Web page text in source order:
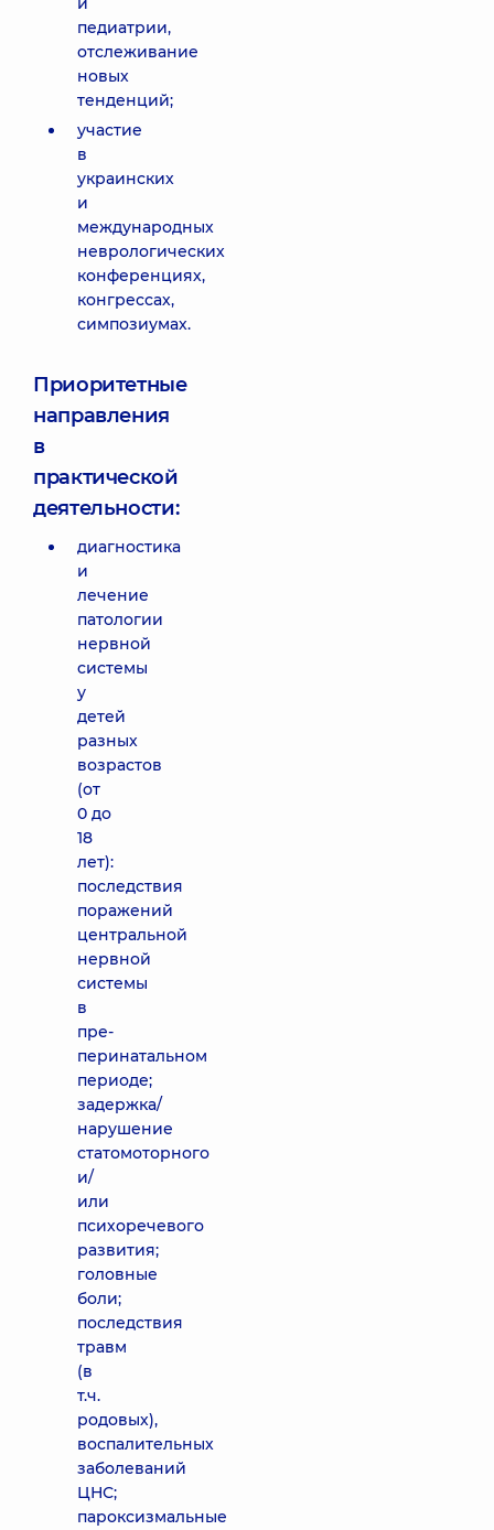
педиатрии,
отслеживание
новых
тенденций;
участие
в
украинских
и
международных
неврологических
конференциях,
конгрессах,
симпозиумах.
Приоритетные
направления
в
практической
деятельности:
диагностика
и
лечение
патологии
нервной
системы
у
детей
разных
возрастов
(от
0 до
18
лет):
последствия
поражений
центральной
нервной
системы
в
пре-
перинатальном
периоде;
задержка/
нарушение
статомоторного
и/
или
психоречевого
развития;
головные
боли;
последствия
травм
(в
т.ч.
родовых),
воспалительных
заболеваний
ЦНС;
пароксизмальные